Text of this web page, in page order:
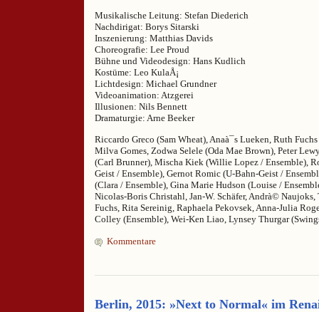
Musikalische Leitung: Stefan Diederich
Nachdirigat: Borys Sitarski
Inszenierung: Matthias Davids
Choreografie: Lee Proud
Bühne und Videodesign: Hans Kudlich
Kostüme: Leo KulaÅ¡
Lichtdesign: Michael Grundner
Videoanimation: Atzgerei
Illusionen: Nils Bennett
Dramaturgie: Arne Beeker
Riccardo Greco (Sam Wheat), Anaà¯s Lueken, Ruth
Milva Gomes, Zodwa Selele (Oda Mae Brown), Peter
(Carl Brunner), Mischa Kiek (Willie Lopez / Ensemble),
Geist / Ensemble), Gernot Romic (U-Bahn-Geist /
(Clara / Ensemble), Gina Marie Hudson (Louise /
Nicolas-Boris Christahl, Jan-W. Schäfer, Andrà© Naujoks,
Fuchs, Rita Sereinig, Raphaela Pekovsek, Anna-Julia
Colley (Ensemble), Wei-Ken Liao, Lynsey Thurgar
Kommentare
Berlin, 2015: »Next to Normal« im